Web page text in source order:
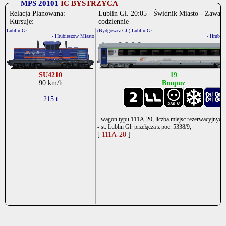
MPS 20101 IC BYSTRZYCA
Relacja Planowana:
Kursuje:
Lublin Gł. 20:05 - Świdnik Miasto -
codziennie
Lublin Gł. -
- Hrubieszów Miasto
SU4210
90 km/h
215 t
(Bydgoszcz Gł.) Lublin Gł. -
-
19
Bnopuz
- wagon typu 111A-20, liczba miejsc
- st. Lublin Gł. przełącza z poc. 5338/9;
[ 111A-20 ]